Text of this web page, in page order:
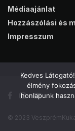
Médiaajánlat
Hozzászólási és
Impresszum
© 2023
Kedves
élmény
honlapunk